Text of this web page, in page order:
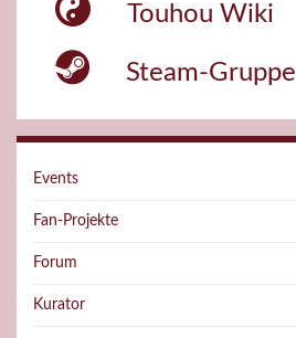
Touhou Wiki
Steam-Gruppe
Events
Fan-Projekte
Forum
Kurator